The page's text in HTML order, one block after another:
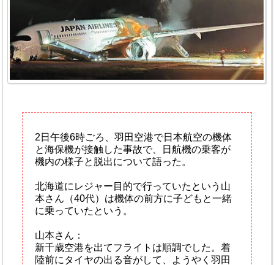
2日午後6時ごろ、羽田空港で日本航空の機体
と海保機が接触した事故で、日航機の乗客が
機内の様子と脱出について語った。
北海道にレジャー目的で行っていたという山
本さん（40代）は機体の前方に子どもと一緒
に乗っていたという。
山本さん：
新千歳空港を出てフライトは順調でした。着
陸前にタイヤの出る音がして、ようやく羽田